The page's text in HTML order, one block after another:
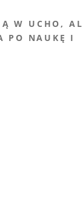
W UCHO,
PO NAUKĘ I